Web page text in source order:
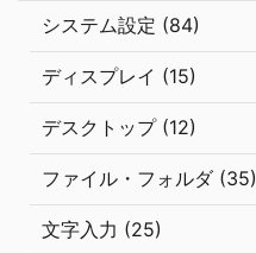
システム設定 (84)
ディスプレイ (15)
デスクトップ (12)
ファイル・フォルダ (35)
文字入力 (25)